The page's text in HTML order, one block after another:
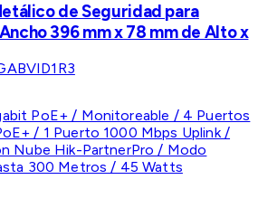
de Seguridad para
396 mm x 78 mm de Alto x